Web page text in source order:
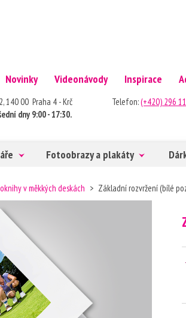
Novinky Videonávody Inspirace
2, 140 00 Praha 4 - Krč Telefon:(+420) 296
dny 9:00 - 17:30.
Fotoobrazy a plakáty
v měkkých deskách > Základní rozvržení (bílé